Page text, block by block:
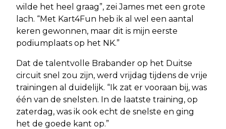
wilde het heel graag”, zei James met een grote
lach. “Met Kart4Fun heb ik al wel een aantal
keren gewonnen, maar dit is mijn eerste
podiumplaats op het NK.”
Dat de talentvolle Brabander op het Duitse
circuit snel zou zijn, werd vrijdag tijdens de vrije
trainingen al duidelijk. “Ik zat er vooraan bij, was
één van de snelsten. In de laatste training, op
zaterdag, was ik ook echt de snelste en ging
het de goede kant op.”